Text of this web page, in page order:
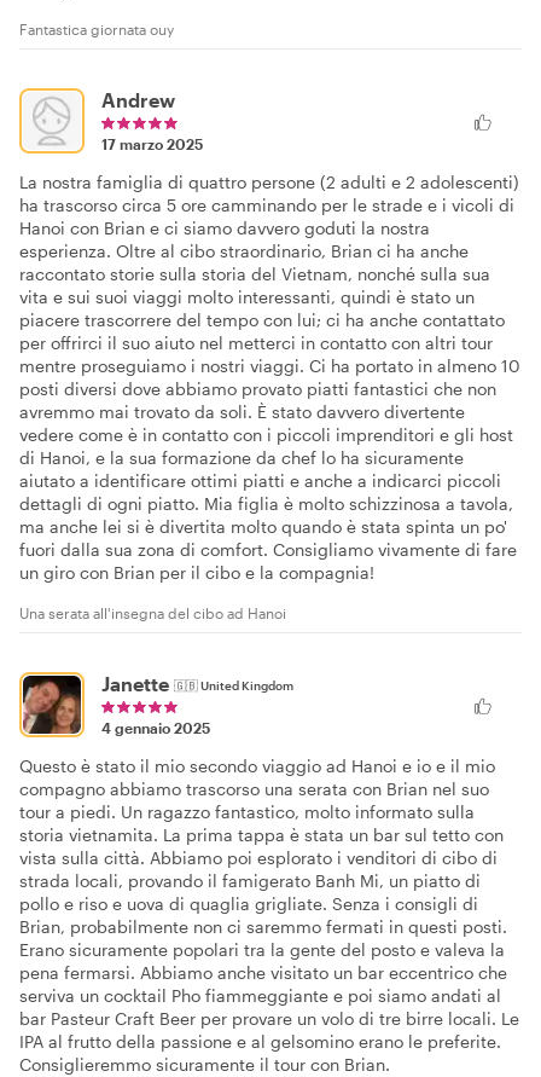
Fantastica giornata ouy
Andrew
17 marzo 2025
La nostra famiglia di quattro persone (2 adulti e 2 adolescenti)
ha trascorso circa 5 ore camminando per le strade e i vicoli di
Hanoi con Brian e ci siamo davvero goduti la nostra
esperienza. Oltre al cibo straordinario, Brian ci ha anche
raccontato storie sulla storia del Vietnam, nonché sulla sua
vita e sui suoi viaggi molto interessanti, quindi è stato un
piacere trascorrere del tempo con lui; ci ha anche contattato
per offrirci il suo aiuto nel metterci in contatto con altri tour
mentre proseguiamo i nostri viaggi. Ci ha portato in almeno 10
posti diversi dove abbiamo provato piatti fantastici che non
avremmo mai trovato da soli. È stato davvero divertente
vedere come è in contatto con i piccoli imprenditori e gli host
di Hanoi, e la sua formazione da chef lo ha sicuramente
aiutato a identificare ottimi piatti e anche a indicarci piccoli
dettagli di ogni piatto. Mia figlia è molto schizzinosa a tavola,
ma anche lei si è divertita molto quando è stata spinta un po'
fuori dalla sua zona di comfort. Consigliamo vivamente di fare
un giro con Brian per il cibo e la compagnia!
Una serata all'insegna del cibo ad Hanoi
Janette 🇬🇧United Kingdom
4 gennaio 2025
Questo è stato il mio secondo viaggio ad Hanoi e io e il mio
compagno abbiamo trascorso una serata con Brian nel suo
tour a piedi. Un ragazzo fantastico, molto informato sulla
storia vietnamita. La prima tappa è stata un bar sul tetto con
vista sulla città. Abbiamo poi esplorato i venditori di cibo di
strada locali, provando il famigerato Banh Mi, un piatto di
pollo e riso e uova di quaglia grigliate. Senza i consigli di
Brian, probabilmente non ci saremmo fermati in questi posti.
Erano sicuramente popolari tra la gente del posto e valeva la
pena fermarsi. Abbiamo anche visitato un bar eccentrico che
serviva un cocktail Pho fiammeggiante e poi siamo andati al
bar Pasteur Craft Beer per provare un volo di tre birre locali. Le
IPA al frutto della passione e al gelsomino erano le preferite.
Consiglieremmo sicuramente il tour con Brian.